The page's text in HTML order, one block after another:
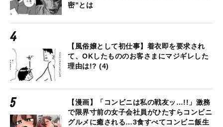
密”とは
【風俗嬢として初仕事】着衣即を要求され
て、OKしたもののお客さまにマジギレした
理由は!? (4)
【漫画】「コンビニは私の戦友ッ…!!」激務
で限界寸前の女子会社員がひたすらコンビニ
グルメに癒される…3食すべてコンビニ飯生